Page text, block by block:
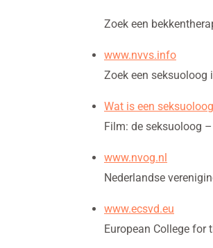
Zoek een
www.nvvs.info
Zoek een seksuoloog
Wat is een seksuoloog
Film: de seksuoloog
www.nvog.nl
Nederlandse
www.ecsvd.eu
European College for